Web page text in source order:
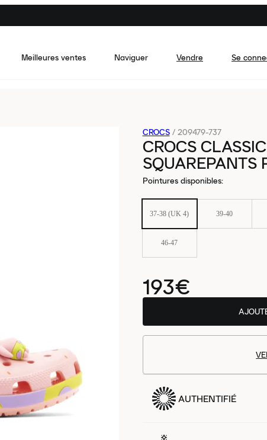
Meilleures ventes Naviguer Vendre Se
CROCS / 209479-737
CROCS
SQUAREPANTS
Pointures disponibles:
37-38 (UK 4) 39-40
46-47
193€
AUTHENTIFIÉ